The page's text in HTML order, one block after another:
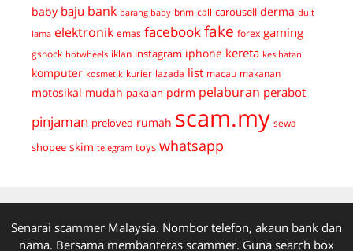
baby baju bank barang baby bnm call carousell derma duit
lama elektronik emas facebook fake forex gaming
gshock hotwheels iklan instagram iphone kereta kesihatan
komputer kosmetik kurier lazada list macau makanan
motosikal mudah pakaian pdrm pelaburan perabot
pinjaman preloved rumah scam.my sewa
shopee skim telegram toys whatsapp
Senarai scammer Malaysia. Nombor telefon, akaun bank dan
nama. Bersama membanteras scammer. Guna search box